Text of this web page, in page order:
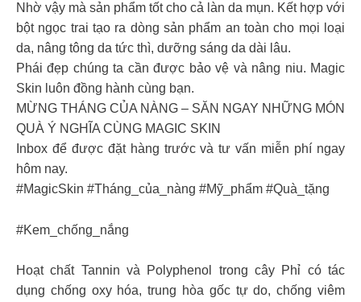
Nhờ vậy mà sản phẩm tốt cho cả làn da mụn. Kết hợp với
bột ngọc trai tạo ra dòng sản phẩm an toàn cho mọi loại
da, nâng tông da tức thì, dưỡng sáng da dài lâu.
Phái đẹp chúng ta cần được bảo vệ và nâng niu. Magic
Skin luôn đồng hành cùng bạn.
MỪNG THÁNG CỦA NÀNG – SĂN NGAY NHỮNG MÓN
QUÀ Ý NGHĨA CÙNG MAGIC SKIN
Inbox để được đặt hàng trước và tư vấn miễn phí ngay
hôm nay.
#MagicSkin #Tháng_của_nàng #Mỹ_phẩm #Quà_tặng
#Kem_chống_nắng
Hoạt chất Tannin và Polyphenol trong cây Phỉ có tác
dụng chống oxy hóa, trung hòa gốc tự do, chống viêm